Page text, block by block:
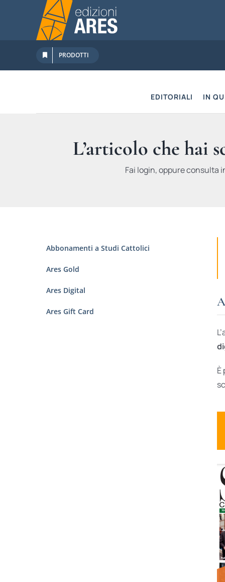
contenuto
PRODOTTI
EDITORIALI IN
L’articolo che hai
Fai login, oppure consulta
È
Abbonamenti a Studi Cattolici
Ares Gold
Ares Digital
Ares Gift Card